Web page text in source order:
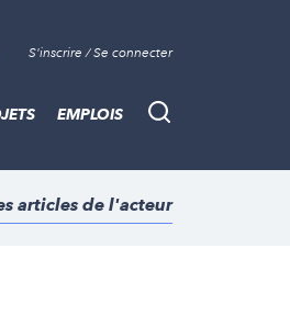
S'inscrire / Se connecter
Recherche
EMPLOIS
articles de l'acteur